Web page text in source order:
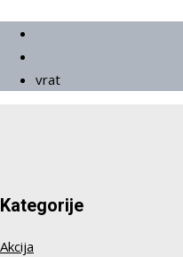
vrat
Kategorije
Akcija